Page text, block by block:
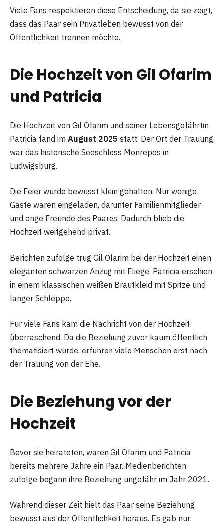
Viele Fans respektieren diese Entscheidung, da sie zeigt,
dass das Paar sein Privatleben bewusst von der
Öffentlichkeit trennen möchte.
Die Hochzeit von Gil Ofarim
und Patricia
Die Hochzeit von Gil Ofarim und seiner Lebensgefährtin
Patricia fand im August 2025 statt. Der Ort der Trauung
war das historische Seeschloss Monrepos in
Ludwigsburg.
Die Feier wurde bewusst klein gehalten. Nur wenige
Gäste waren eingeladen, darunter Familienmitglieder
und enge Freunde des Paares. Dadurch blieb die
Hochzeit weitgehend privat.
Berichten zufolge trug Gil Ofarim bei der Hochzeit einen
eleganten schwarzen Anzug mit Fliege. Patricia erschien
in einem klassischen weißen Brautkleid mit Spitze und
langer Schleppe.
Für viele Fans kam die Nachricht von der Hochzeit
überraschend. Da die Beziehung zuvor kaum öffentlich
thematisiert wurde, erfuhren viele Menschen erst nach
der Trauung von der Ehe.
Die Beziehung vor der
Hochzeit
Bevor sie heirateten, waren Gil Ofarim und Patricia
bereits mehrere Jahre ein Paar. Medienberichten
zufolge begann ihre Beziehung ungefähr im Jahr 2021.
Während dieser Zeit hielt das Paar seine Beziehung
bewusst aus der Öffentlichkeit heraus. Es gab nur